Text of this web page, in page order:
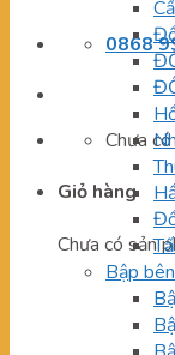
0868
Chưa
Giỏ hàng
Chưa có sản
Bập